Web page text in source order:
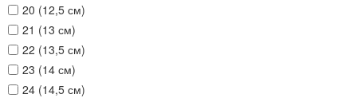
20 (12,5 см)
21 (13 см)
22 (13,5 см)
23 (14 см)
24 (14,5 см)